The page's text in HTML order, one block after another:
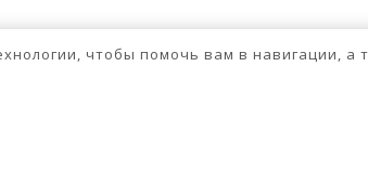
чтобы помочь вам в навигации,